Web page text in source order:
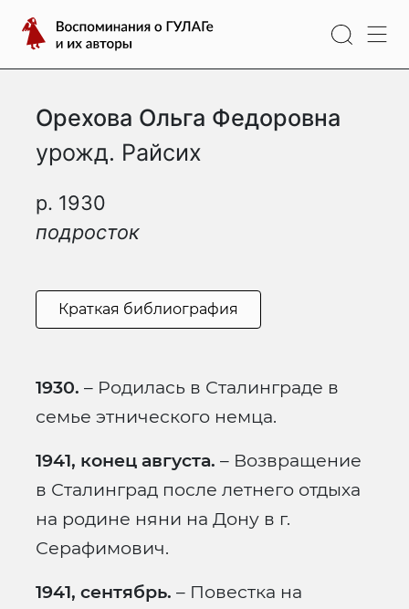
содержимому
Воспоминания
о
ГУЛАГе
ихОрехова Ольга Федоровна
урожд. Райсих
р. 1930
подросток
Краткая библиография
1930. – Родилась в Сталинграде в
семье этнического немца.
1941, конец августа. – Возвращение
в Сталинград после летнего отдыха
на родине няни на Дону в г.
Серафимович.
1941, сентябрь. – Повестка на